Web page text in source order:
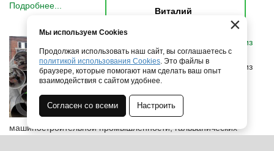
Виталий
если у вас появятся вопросы.
Подробнее...
Воздуховоды круглые из
полипропилена
Воздуховоды круглые из
полипропилена для
металлургической,
нефтехимической,
машиностроительной промышленности, гальванических
×
Мы используем Cookies
Продолжая использовать наш сайт, вы соглашаетесь с
политикой использования Cookies. Это файлы в
браузере, которые помогают нам сделать ваш опыт
взаимодействия с сайтом удобнее.
Согласен со всеми Настроить